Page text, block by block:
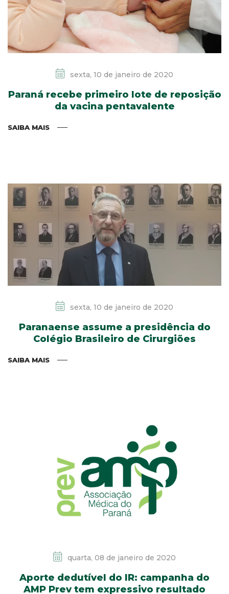
sexta, 10 de janeiro de 2020
Paraná recebe primeiro lote de reposição
da vacina pentavalente
SAIBA MAIS
sexta, 10 de janeiro de 2020
Paranaense assume a presidência do
Colégio Brasileiro de Cirurgiões
SAIBA MAIS
quarta, 08 de janeiro de 2020
Aporte dedutível do IR: campanha do
AMP Prev tem expressivo resultado